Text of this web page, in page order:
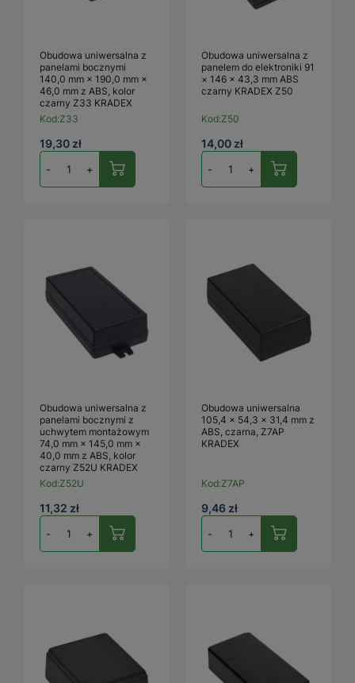
Obudowa uniwersalna z
panelami bocznymi
140,0 mm × 190,0 mm ×
46,0 mm z ABS, kolor
czarny Z33 KRADEX
Kod:Z33
19,30 zł
- +
Obudowa uniwersalna z
panelem do elektroniki 91
× 146 × 43,3 mm ABS
czarny KRADEX Z50
Kod:Z50
14,00 zł
- +
Obudowa uniwersalna z
panelami bocznymi z
uchwytem montażowym
74,0 mm × 145,0 mm ×
40,0 mm z ABS, kolor
czarny Z52U KRADEX
Kod:Z52U
11,32 zł
- +
Obudowa uniwersalna
105,4 × 54,3 × 31,4 mm z
ABS, czarna, Z7AP
KRADEX
Kod:Z7AP
9,46 zł
- +